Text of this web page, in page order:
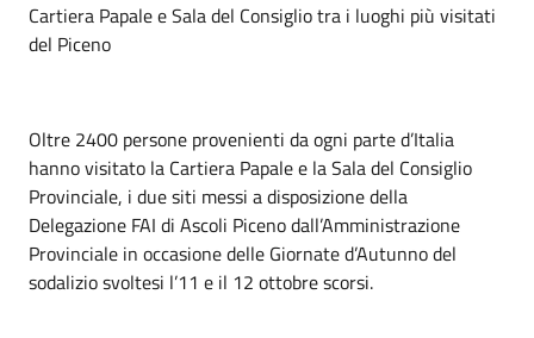
Cartiera Papale e Sala del Consiglio tra i luoghi più visitati
del Piceno
Oltre 2400 persone provenienti da ogni parte d’Italia
hanno visitato la Cartiera Papale e la Sala del Consiglio
Provinciale, i due siti messi a disposizione della
Delegazione FAI di Ascoli Piceno dall’Amministrazione
Provinciale in occasione delle Giornate d’Autunno del
sodalizio svoltesi l’11 e il 12 ottobre scorsi.